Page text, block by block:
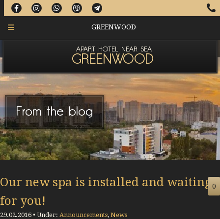
GREENWOOD
APART HOTEL NEAR SEA
GREENWOOD
From the blog
Our new spa is installed and waiting
for you!
29.02.2016 • Under: Announcements, News
0